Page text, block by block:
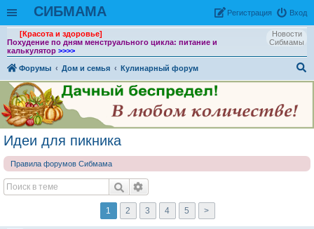
СИБМАМА Вход
Рeгиcтpaция
Новости
Сибмамы
[Красота и здоровье]
Похудение по дням менструального цикла: питание и
калькулятор >>>>
Форумы Дом и семья
Кулинарный форум
ои
Идеи для пикника
Правила форумов Сибмама
1 2 3 4 5 >